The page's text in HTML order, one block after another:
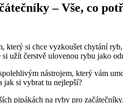
– Vše, co
⁢který si chce vyzkoušet chytání
užít čerstvě⁢ ulovenou rybu jako
nástrojem, který vám
jak si vybrat tu nejlepší?
pipákách na ryby pro⁢